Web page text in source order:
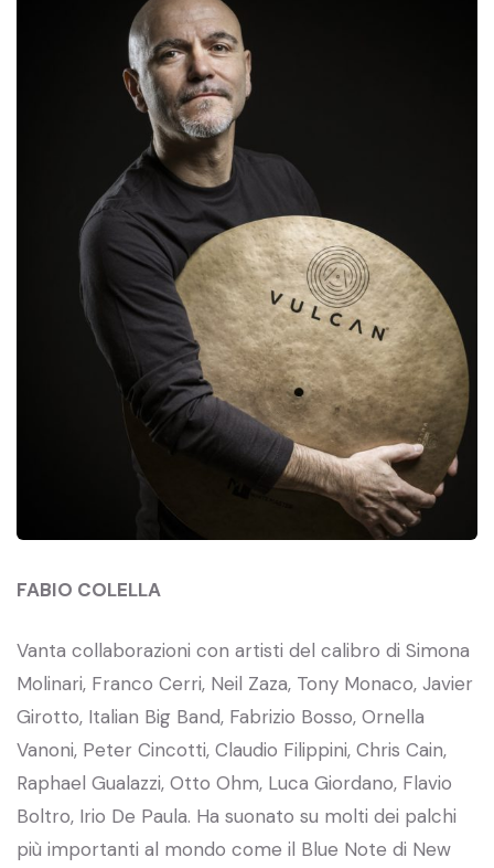
FABIO COLELLA
Vanta collaborazioni con artisti del calibro di Simona
Molinari, Franco Cerri, Neil Zaza, Tony Monaco, Javier
Girotto, Italian Big Band, Fabrizio Bosso, Ornella
Vanoni, Peter Cincotti, Claudio Filippini, Chris Cain,
Raphael Gualazzi, Otto Ohm, Luca Giordano, Flavio
Boltro, Irio De Paula. Ha suonato su molti dei palchi
più importanti al mondo come il Blue Note di New